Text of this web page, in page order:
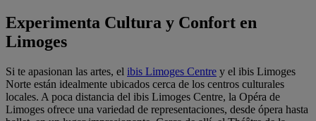
Experimenta Cultura y Confort en
Limoges
Si te apasionan las artes, el ibis Limoges Centre y el ibis Limoges
Norte están idealmente ubicados cerca de los centros culturales
locales. A poca distancia del ibis Limoges Centre, la Opéra de
Limoges ofrece una variedad de representaciones, desde ópera hasta